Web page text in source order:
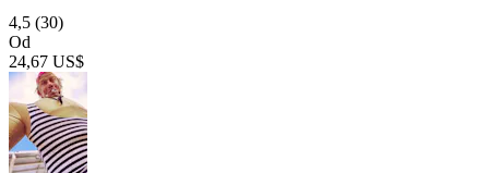
4,5 (30)
Od
24,67 US$